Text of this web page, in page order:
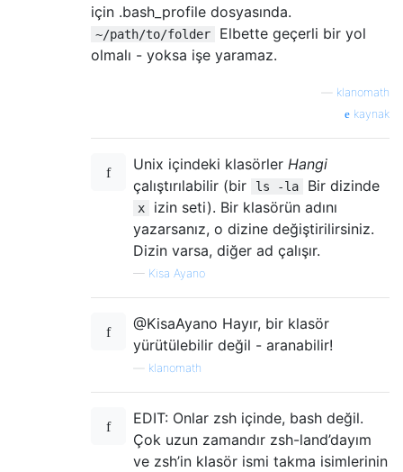
için .bash_profile dosyasında.
~/path/to/folder
Elbette geçerli bir yol
olmalı - yoksa işe yaramaz.
klanomath
kaynak
Unix içindeki klasörler Hangi
çalıştırılabilir (bir
ls -la Bir dizinde
x
izin seti). Bir klasörün adını
yazarsanız, o dizine değiştirilirsiniz.
Dizin varsa, diğer ad çalışır.
— Kisa Ayano
@KisaAyano Hayır, bir klasör
yürütülebilir değil - aranabilir!
klanomath
EDIT: Onlar zsh içinde, bash değil.
Çok uzun zamandır zsh-land’dayım
ve zsh’in klasör ismi takma isimlerinin